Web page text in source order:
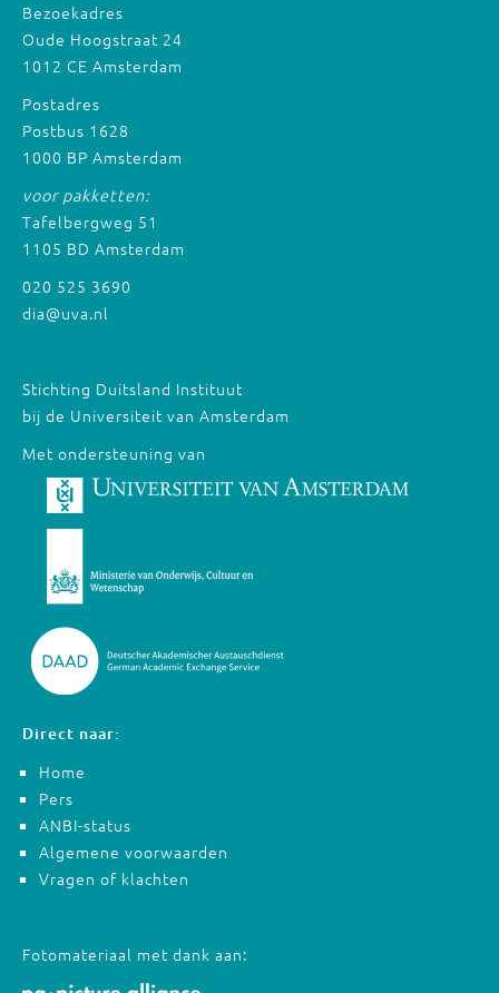
Bezoekadres
Oude Hoogstraat 24
1012 CE Amsterdam
Postadres
Postbus 1628
1000 BP Amsterdam
voor pakketten:
Tafelbergweg 51
1105 BD Amsterdam
020 525 3690
dia@uva.nl
Stichting Duitsland Instituut
bij de Universiteit van Amsterdam
Met ondersteuning van
Direct naar:
Home
Pers
ANBI-status
Algemene voorwaarden
Vragen of klachten
Fotomateriaal met dank aan: